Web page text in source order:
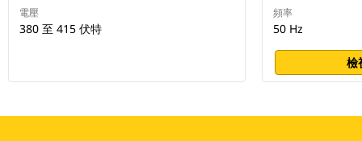
電壓
380 至 415 伏特
頻率
50 Hz
檢